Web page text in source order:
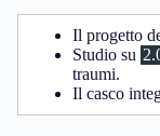
Il progetto
Studio su
traumi.
Il casco